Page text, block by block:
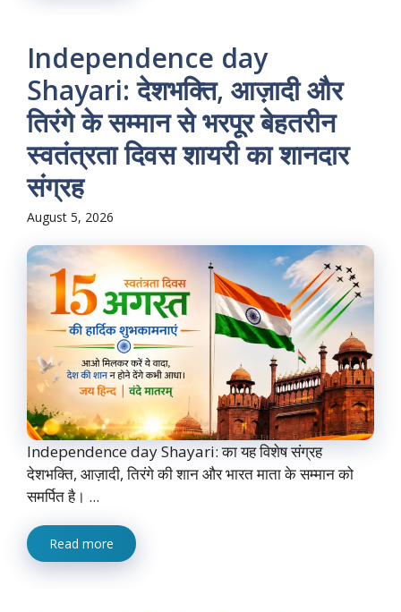
Independence day
Shayari: देशभक्ति, आज़ादी और
तिरंगे के सम्मान से भरपूर बेहतरीन
स्वतंत्रता दिवस शायरी का शानदार
संग्रह
August 5, 2026
Independence day Shayari: का यह विशेष संग्रह
देशभक्ति, आज़ादी, तिरंगे की शान और भारत माता के सम्मान को
समर्पित है। ...
Read more